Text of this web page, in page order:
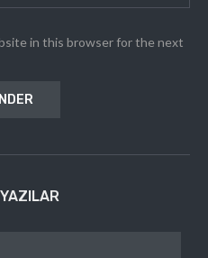
in this browser for the next